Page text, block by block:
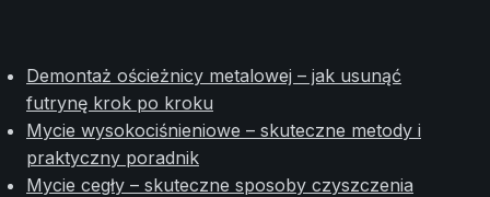
Demontaż ościeżnicy metalowej – jak usunąć
futrynę krok po kroku
Mycie wysokociśnieniowe – skuteczne metody i
praktyczny poradnik
Mycie cegły – skuteczne sposoby czyszczenia